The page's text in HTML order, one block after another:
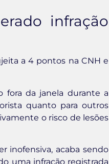
infração
a 4 pontos na CNH e
fora da janela durante a
quanto para outros
o risco de lesões
inofensiva, acaba sendo
uma infração registrada